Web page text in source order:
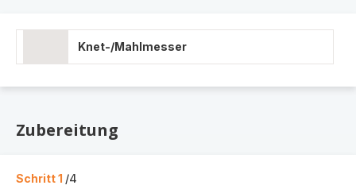
Knet-/Mahlmesser
Zubereitung
Schritt 1 /4